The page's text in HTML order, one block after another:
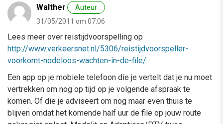
Walther
Auteur
31/05/2011 om 07:06
Lees meer over reistijdvoorspelling op
http://www.verkeersnet.nl/5306/reistijdvoorspeller-
voorkomt-nodeloos-wachten-in-de-file/
Een app op je mobiele telefoon die je vertelt dat je nu moet
vertrekken om nog op tijd op je volgende afspraak te
komen. Of die je adviseert om nog maar even thuis te
blijven omdat het komende half uur de file op jouw route